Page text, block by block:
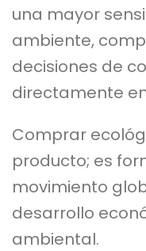
una mayor
ambiente,
decisiones de
directamente
Comprar
producto; es
movimiento
desarrollo
ambiental.